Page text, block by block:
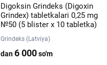
Digoksin Grindeks (Digoxin
Grindex) tabletkalari 0,25 mg
№50 (5 blister х 10 tabletka)
Grindeks (Latviya)
dan6 000so'm